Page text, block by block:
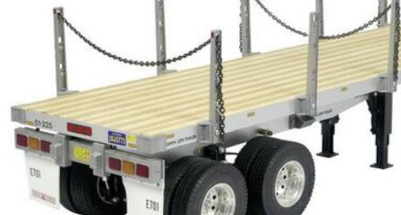
HELICOPTEROS RC
EQUIPOS RC
BATERIAS Y CARGADORES
JUEGOS MESA, CONSTRUCCION, PUZZLES
FILAMENTO IMPRESORA 3D
MOTORES Y ACCESORIOS
CURSOS Y TALLERES
ACCESORIOS, HERRAMIENTAS, PINTURAS,
MATERIALES
MAQUETAS ESTÁTICAS Y COLECCIÓN
ROBOTICA Y GADGETS ELECTRÓNICOS
SLOT Y SCALEXTRIC
TRENES